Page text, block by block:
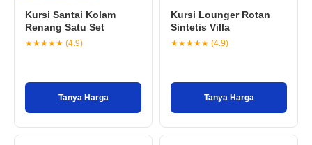
Kursi Santai Kolam
Renang Satu Set
★★★★★ (4.9)
Tanya Harga
Kursi Lounger Rotan
Sintetis Villa
★★★★★ (4.9)
Tanya Harga